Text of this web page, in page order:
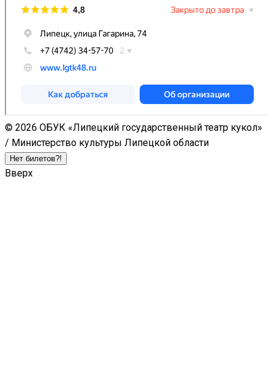
© 2026 ОБУК «Липецкий государственный театр кукол»
/ Министерство культуры Липецкой области
Нет билетов?!
Вверх